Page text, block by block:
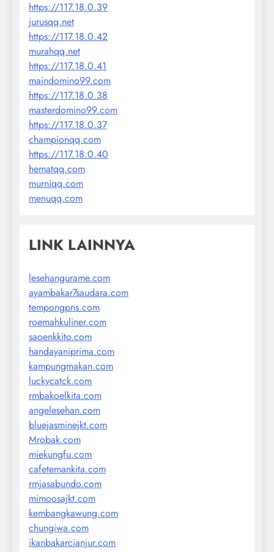
https://117.18.0.39
jurusqq.net
https://117.18.0.42
murahqq.net
https://117.18.0.41
maindomino99.com
https://117.18.0.38
masterdomino99.com
https://117.18.0.37
championqq.com
https://117.18.0.40
hematqq.com
murniqq.com
menuqq.com
LINK LAINNYA
lesehangurame.com
ayambakar7saudara.com
tempongpns.com
roemahkuliner.com
saoenkkito.com
handayaniprima.com
kampungmakan.com
luckycatck.com
rmbakoelkita.com
angelesehan.com
bluejasminejkt.com
Mrobak.com
miekungfu.com
cafetemankita.com
rmjasabundo.com
mimoosajkt.com
kembangkawung.com
chungiwa.com
ikanbakarcianjur.com